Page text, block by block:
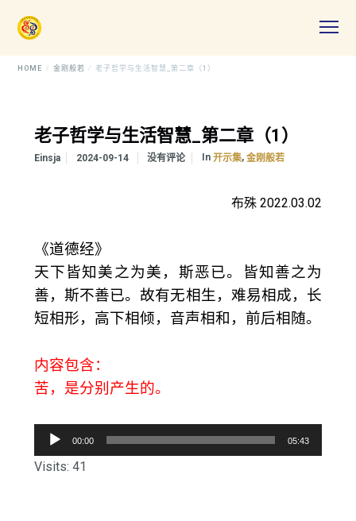
HOME 金刚般若 老子哲学与生活智慧_第二章（1）
老子哲学与生活智慧_第二章（1）
Einsja 2024-09-14 没有评论 In 开示集, 金刚般若
布殊 2022.03.02
《道德经》
天下皆知美之为美，斯恶已。皆知善之为
善，斯不善已。故有无相生，难易相成，长
短相形，高下相倾，音声相和，前后相随。
内容包含：
苦，是分别产生的。
频
00:00 05:43
Visits: 41